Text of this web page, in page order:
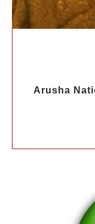
Arusha